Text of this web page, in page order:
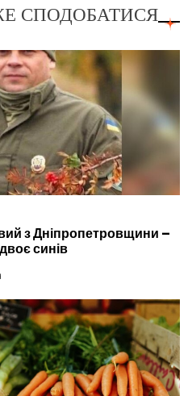
СПОДОБАТИСЯ
з Дніпропетровщини –
синів